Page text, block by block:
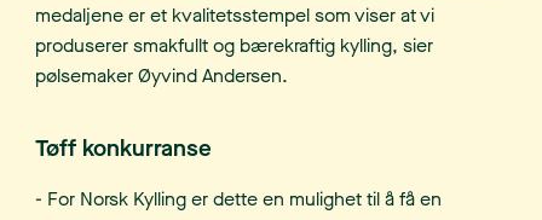
medaljene er et kvalitetsstempel som viser at vi
produserer smakfullt og bærekraftig kylling, sier
pølsemaker Øyvind Andersen.
Tøff konkurranse
- For Norsk Kylling er dette en mulighet til å få en